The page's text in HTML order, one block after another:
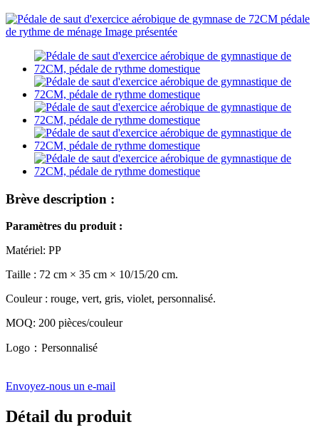
Brève description :
Paramètres du produit :
Matériel: PP
Taille : 72 cm × 35 cm × 10/15/20 cm.
Couleur : rouge, vert, gris, violet, personnalisé.
MOQ: 200 pièces/couleur
Logo：Personnalisé
Envoyez-nous un e-mail
Détail du produit